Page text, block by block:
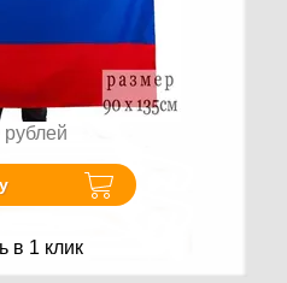
рублей
в 1 клик